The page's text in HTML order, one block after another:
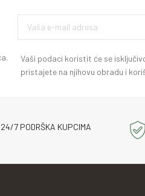
Vaši podaci koristit će se
pristajete na njihovu obradu i
24/7 PODRŠKA KUPCIMA